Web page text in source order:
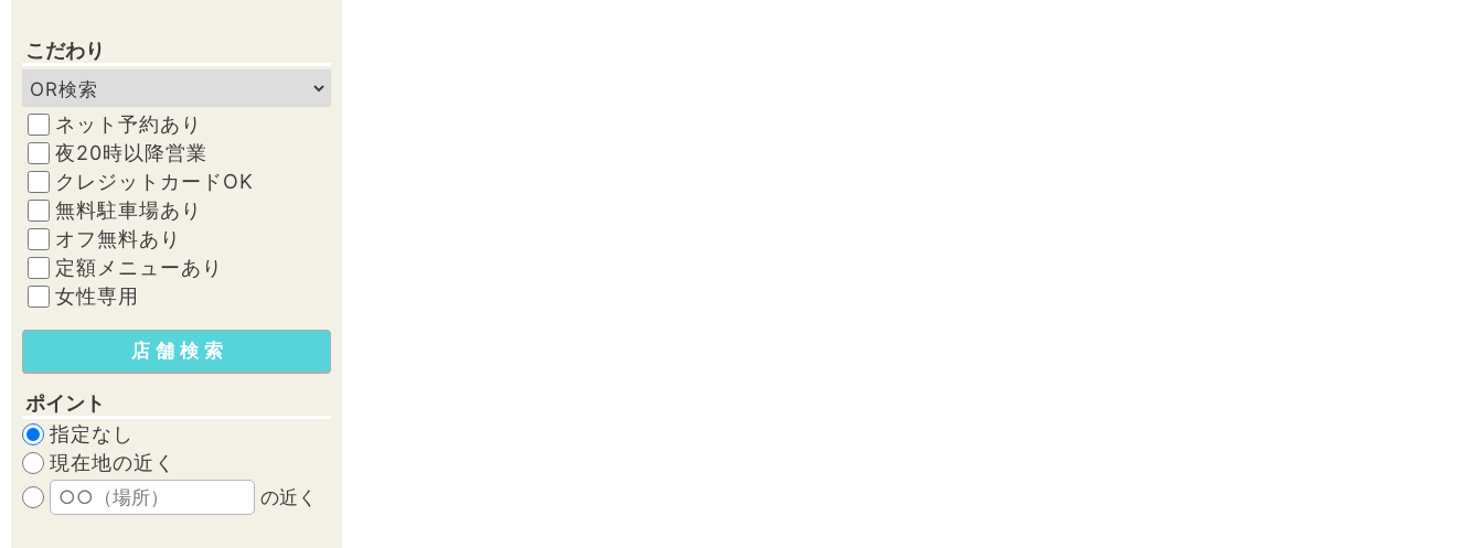
こだわり
ネット予約あり
夜20時以降営業
クレジットカードOK
無料駐車場あり
オフ無料あり
定額メニューあり
女性専用
ポイント
指定なし
現在地の近く
の近く